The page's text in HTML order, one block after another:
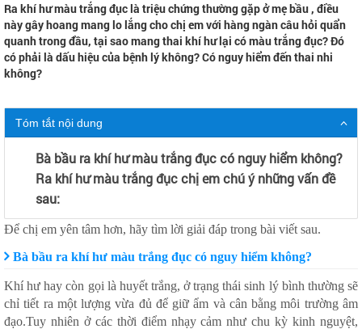
Ra khí hư màu trắng đục là triệu chứng thường gặp ở mẹ bầu , điều
này gây hoang mang lo lắng cho chị em với hàng ngàn câu hỏi quẩn
quanh trong đầu, tại sao mang thai khí hư lại có màu trắng đục? Đó
có phải là dấu hiệu của bệnh lý không? Có nguy hiểm đến thai nhi
không?
Tóm tắt nội dung
Bà bầu ra khí hư màu trắng đục có nguy hiểm không?
Ra khí hư màu trắng đục chị em chú ý những vấn đề
sau:
Để chị em yên tâm hơn, hãy tìm lời giải đáp trong bài viết sau.
Bà bầu ra khí hư màu trắng đục có nguy hiểm không?
Khí hư hay còn gọi là huyết trắng, ở trạng thái sinh lý bình thường sẽ
chỉ tiết ra một lượng vừa đủ để giữ ẩm và cân bằng môi trường âm
đạo.Tuy nhiên ở các thời điểm nhạy cảm như chu kỳ kinh nguyệt,